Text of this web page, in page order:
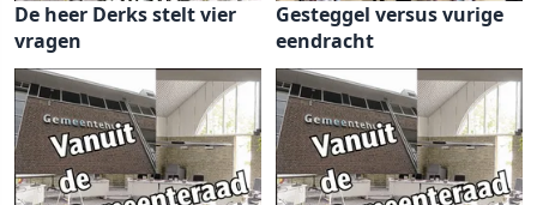
De heer Derks stelt vier
vragen
Gesteggel versus vurige
eendracht